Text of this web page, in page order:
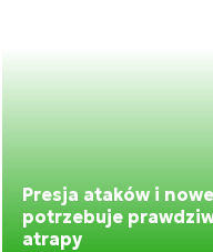
Presja ataków i
potrzebuje
atrapy